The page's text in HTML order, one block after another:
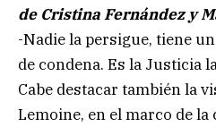
de Cristina Fernández y
-Nadie la persigue, tiene
de condena. Es la Justicia
Cabe destacar también la
Lemoine, en el marco de la